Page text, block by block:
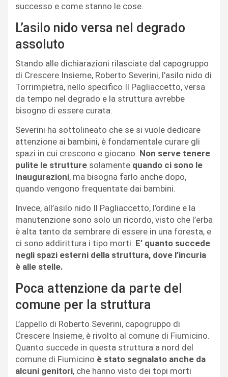
successo e come stanno le cose.
L’asilo nido versa nel degrado
assoluto
Stando alle dichiarazioni rilasciate dal capogruppo
di Crescere Insieme, Roberto Severini, l’asilo nido di
Torrimpietra, nello specifico Il Pagliaccetto, versa
da tempo nel degrado e la struttura avrebbe
bisogno di essere curata.
Severini ha sottolineato che se si vuole dedicare
attenzione ai bambini, è fondamentale curare gli
spazi in cui crescono e giocano. Non serve tenere
pulite le strutture solamente quando ci sono le
inaugurazioni, ma bisogna farlo anche dopo,
quando vengono frequentate dai bambini.
Invece, all’asilo nido Il Pagliaccetto, l’ordine e la
manutenzione sono solo un ricordo, visto che l’erba
è alta tanto da sembrare di essere in una foresta, e
ci sono addirittura i tipo morti. E’ quanto succede
negli spazi esterni della struttura, dove l’incuria
è alle stelle.
Poca attenzione da parte del
comune per la struttura
L’appello di Roberto Severini, capogruppo di
Crescere Insieme, è rivolto al comune di Fiumicino.
Quanto succede in questa struttura a nord del
comune di Fiumicino è stato segnalato anche da
alcuni genitori, che hanno visto dei topi morti